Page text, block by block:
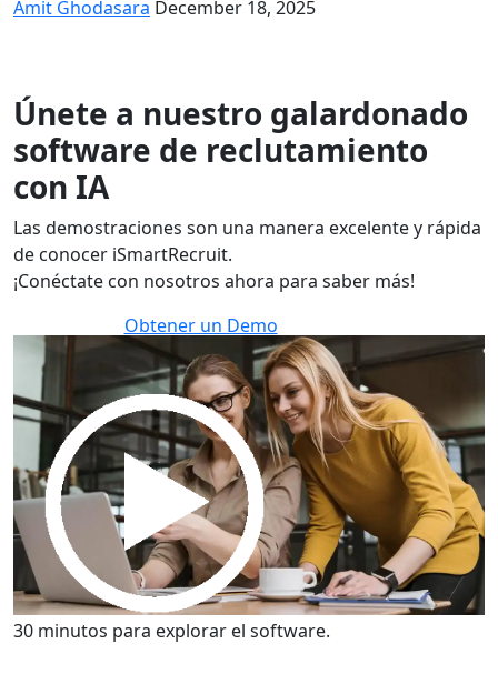
Amit Ghodasara December 18, 2025
Únete a nuestro galardonado
software de reclutamiento
con IA
Las demostraciones son una manera excelente y rápida
de conocer iSmartRecruit.
¡Conéctate con nosotros ahora para saber más!
Obtener un Demo
30 minutos para explorar el software.
Obtener un Demo
30 minutos para explorar el software.